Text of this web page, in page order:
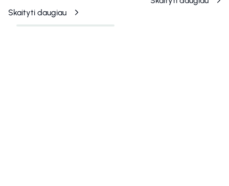
Skaityti daugiau